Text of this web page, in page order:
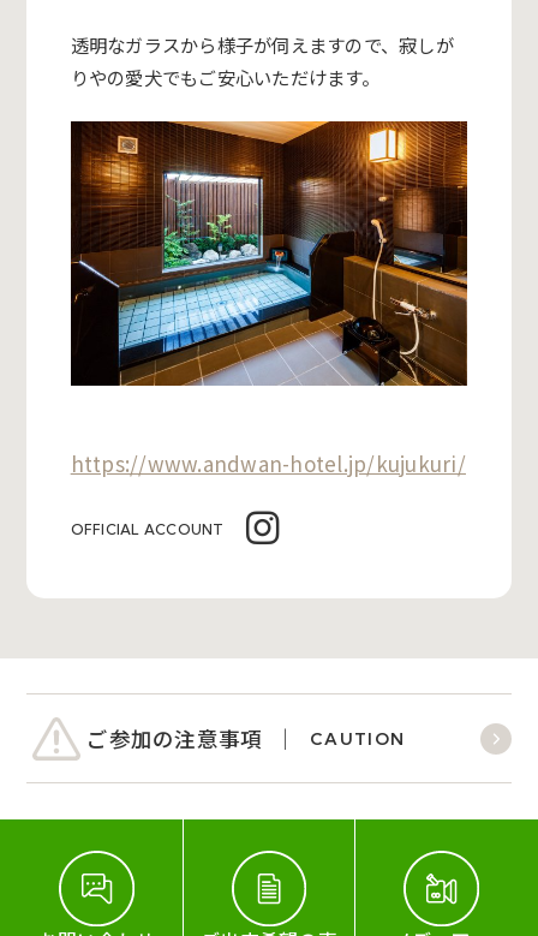
透明なガラスから様子が伺えますので、寂しが
りやの愛犬でもご安心いただけます。
https://www.andwan-hotel.jp/kujukuri/
OFFICIAL ACCOUNT
ご参加の注意事項 CAUTION